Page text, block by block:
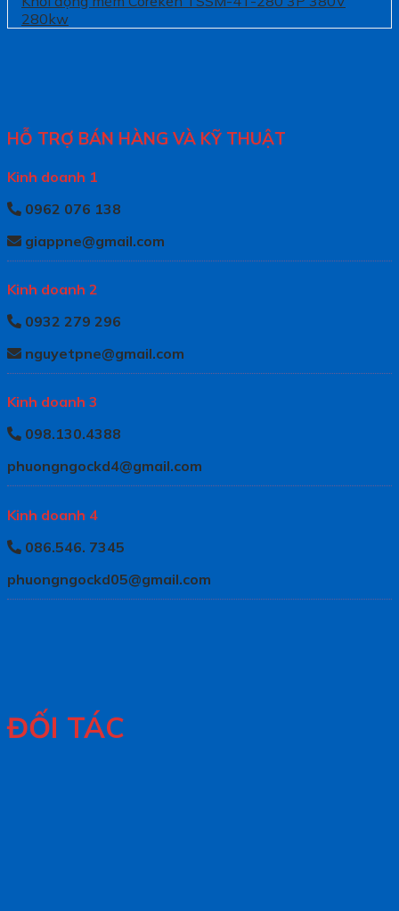
280kw
HỖ TRỢ BÁN HÀNG VÀ KỸ THUẬT
Kinh doanh 1
0962 076 138
giappne@gmail.com
Kinh doanh 2
0932 279 296
nguyetpne@gmail.com
Kinh doanh 3
098.130.4388
phuongngockd4@gmail.com
Kinh doanh 4
086.546. 7345
phuongngockd05@gmail.com
ĐỐI TÁC